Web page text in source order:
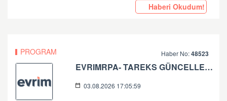
Haberi Okudum!
PROGRAM Haber No:48523
EVRIMRPA- TAREKS GÜNCELLEMESI HAKKINDA
03.08.2026 17:05:59